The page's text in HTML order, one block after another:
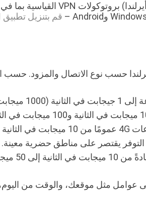
قم بتنزيل تطبيق FlowVPN من متجر التطبيقات الخاص بك
حسب نوع الاتصال والمزود. حسب
في بعض المناطق.
وصول أعلى مقارنة بأنواع الاتصالات الأخرى.
عوامل مثل موقعك، والوقت من